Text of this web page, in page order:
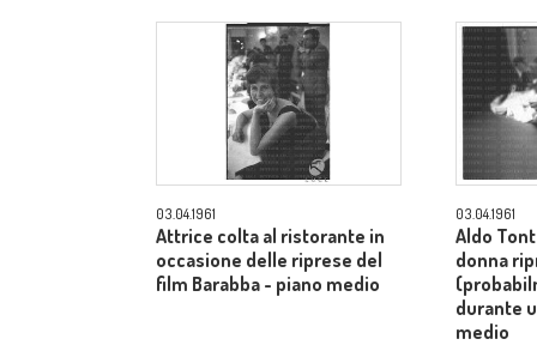
03.04.1961
Attrice colta al ristorante in
occasione delle riprese del
film Barabba - piano medio
03.04.1961
Aldo
donna
durante
medio